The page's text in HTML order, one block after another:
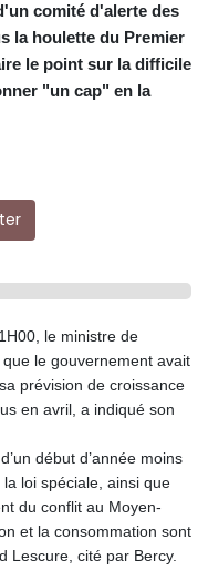
comité d'alerte des
la houlette du Premier
le point sur la difficile
"un cap" en la
le ministre de
le gouvernement avait
prévision de croissance
en avril, a indiqué son
début d’année moins
loi spéciale, ainsi que
du conflit au Moyen-
et la consommation sont
Lescure, cité par Bercy.